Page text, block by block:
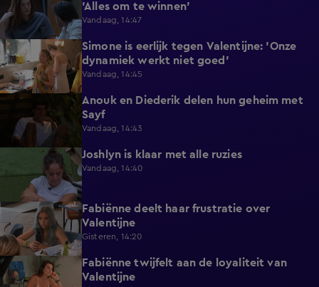
'Alles om te winnen'
Vandaag, 14:47
1:12
Simone is eerlijk tegen Valentijne: 'Onze
dynamiek werkt niet goed'
Vandaag, 14:45
0:48
Anouk en Diederik delen hun geheim met
Sayf
Vandaag, 14:43
Joshlyn is klaar met alle ruzies
Vandaag, 14:40
0:29
Fabiënne deelt haar frustratie over
Valentijne
Gisteren, 14:20
0:58
Fabiënne twijfelt aan de loyaliteit van
Valentijne